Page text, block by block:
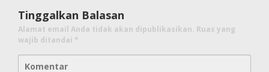
Tinggalkan Balasan
Alamat email Anda tidak akan dipublikasikan. Ruas yang
wajib ditandai *